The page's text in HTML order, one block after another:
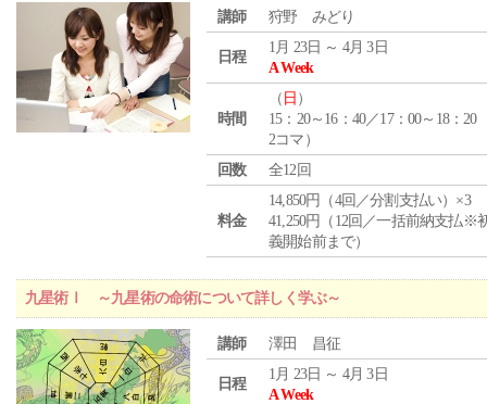
講師 狩野 みどり
日程
1月 23日 ～ 4月 3日
A Week
時間
（ 日 ）
15：20～16：40／17：00～18：20
2コマ）
回数
全12回
料金
14,850円（4回／分割支払い）×3
41,250円（12回／一括前納支払※
義開始前まで）
九星術Ⅰ ～九星術の命術について詳しく学ぶ～
講師 澤田 昌征
日程
1月 23日 ～ 4月 3日
A Week